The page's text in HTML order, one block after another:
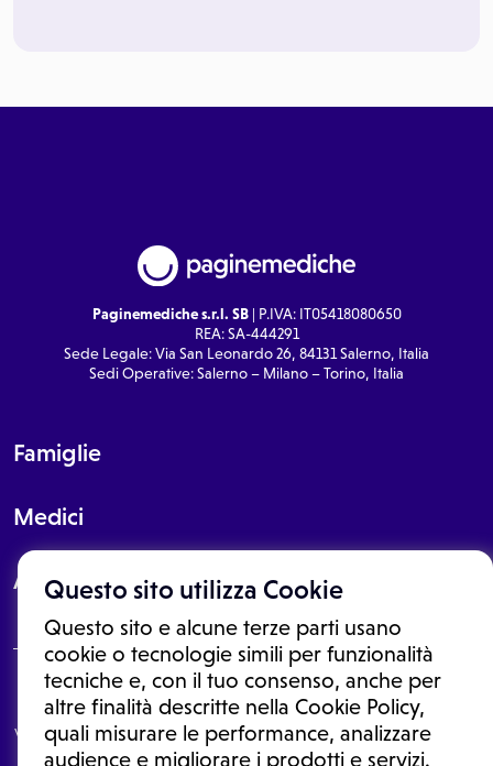
Questo sito utilizza Cookie
Questo sito e alcune terze parti usano
cookie o tecnologie simili per funzionalità
tecniche e, con il tuo consenso, anche per
altre finalità descritte nella Cookie Policy,
quali misurare le performance, analizzare
audience e migliorare i prodotti e servizi.
Paginemediche s.r.l. SB| P.IVA: IT05418080650
REA: SA-444291
Sede Legale: Via San Leonardo 26, 84131 Salerno, Italia
Sedi Operative: Salerno – Milano – Torino, Italia
Famiglie
Medici
About
Le informazioni proposte in questo sito non sono un consulto medico.
In nessun caso, queste informazioni sostituiscono un consulto, una
visita o una diagnosi formulata dal medico. Non si devono considerare
le informazioni disponibili come suggerimenti per la formulazione di